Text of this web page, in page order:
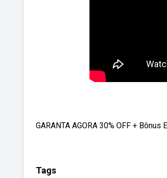
GARANTA AGORA 30% OFF +
Tags